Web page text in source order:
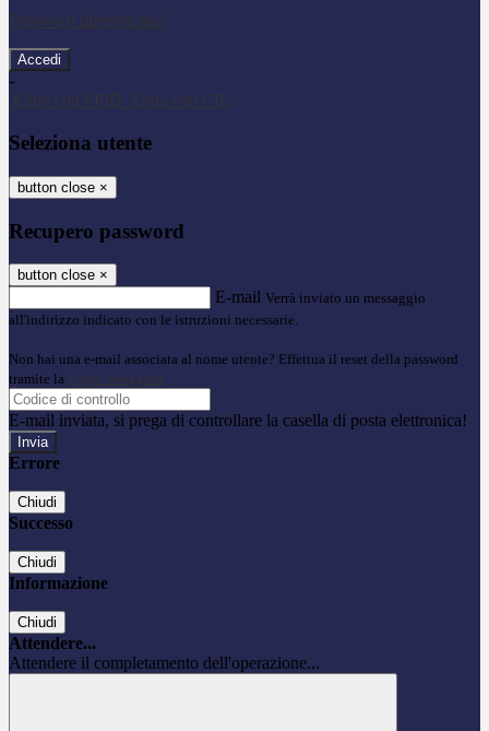
Password dimenticata?
-
Entra con SPID
Entra con CIE
Seleziona utente
button close ×
Recupero password
button close ×
E-mail Verrà inviato un messaggio
all'indirizzo indicato con le istruzioni necessarie.
Non hai una e-mail associata al nome utente? Effettua il reset della password
tramite la Login Spaggiari
E-mail inviata, si prega di controllare la casella di posta elettronica!
Errore
Chiudi
Successo
Chiudi
Informazione
Chiudi
Attendere...
Attendere il completamento dell'operazione...